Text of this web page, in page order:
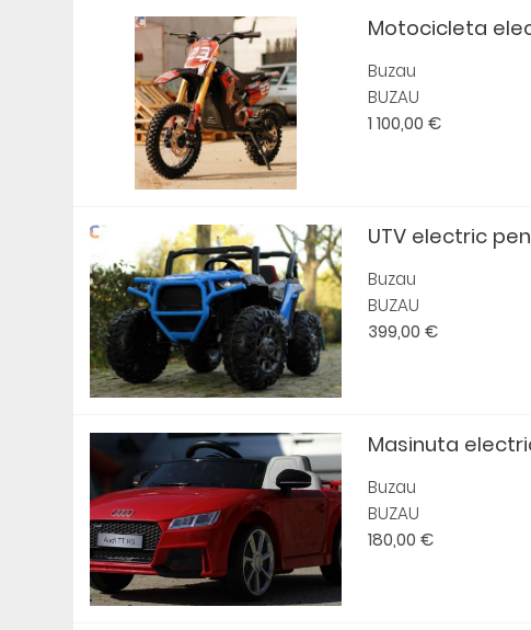
Motocicleta
Buzau
BUZAU
1 100,00 €
UTV electric
Buzau
BUZAU
399,00 €
Masinuta
Buzau
BUZAU
180,00 €